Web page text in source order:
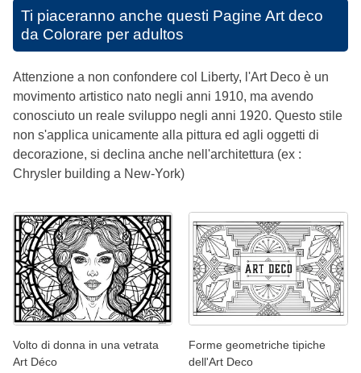
Ti piaceranno anche questi Pagine Art deco
da Colorare per adultos
Attenzione a non confondere col Liberty, l'Art Deco è un
movimento artistico nato negli anni 1910, ma avendo
conosciuto un reale sviluppo negli anni 1920. Questo stile
non s'applica unicamente alla pittura ed agli oggetti di
decorazione, si declina anche nell'architettura (ex :
Chrysler building a New-York)
Volto di donna in una vetrata
Art Déco
Forme geometriche tipiche
dell'Art Deco